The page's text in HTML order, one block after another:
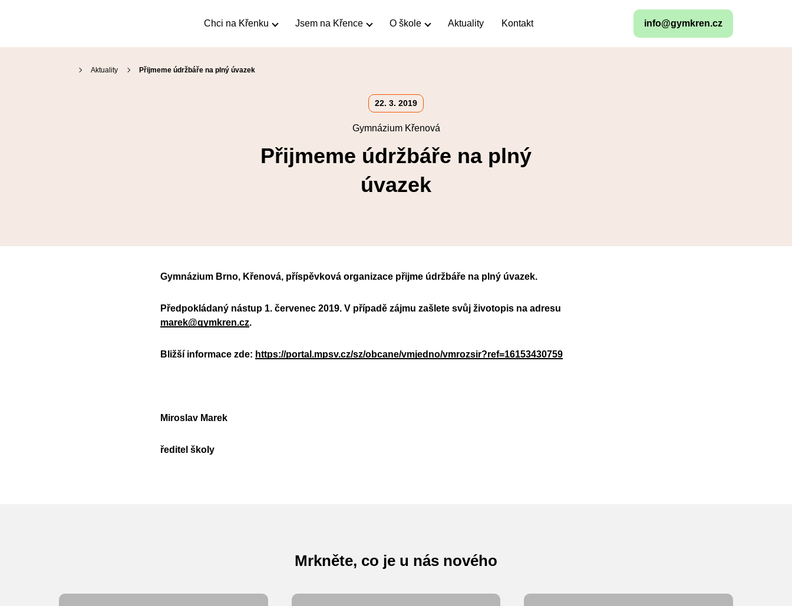
Chci na Křenku Jsem na Křence O škole Aktuality Kontakt info@gymkren.cz
Aktuality Přijmeme údržbáře na plný úvazek
22. 3. 2019
Gymnázium Křenová
Přijmeme údržbáře na plný
úvazek
Gymnázium Brno, Křenová, příspěvková organizace přijme údržbáře na plný úvazek.
Předpokládaný nástup 1. červenec 2019. V případě zájmu zašlete svůj životopis na adresu
marek@gymkren.cz.
Bližší informace zde: https://portal.mpsv.cz/sz/obcane/vmjedno/vmrozsir?ref=16153430759
Miroslav Marek
ředitel školy
Mrkněte, co je u nás nového